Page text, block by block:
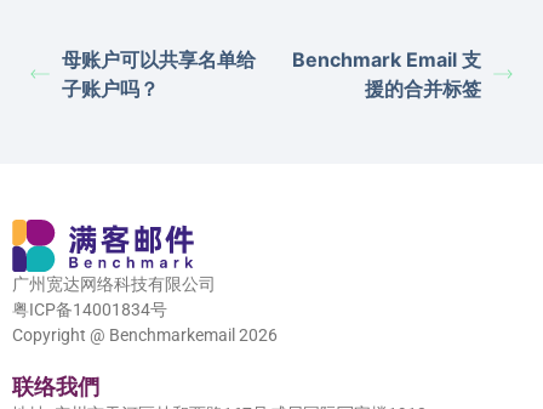
母账户可以共享名单给
子账户吗？
Benchmark Email 支
援的合并标签
广州宽达网络科技有限公司
粤ICP备14001834号
Copyright @ Benchmarkemail 2026
联络我們